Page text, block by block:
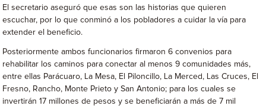
El secretario aseguró que esas son las historias que quieren
escuchar, por lo que conminó a los pobladores a cuidar la vía para
extender el beneficio.
Posteriormente ambos funcionarios firmaron 6 convenios para
rehabilitar los caminos para conectar al menos 9 comunidades más,
entre ellas Parácuaro, La Mesa, El Piloncillo, La Merced, Las Cruces, El
Fresno, Rancho, Monte Prieto y San Antonio; para los cuales se
invertirán 17 millones de pesos y se beneficiarán a más de 7 mil